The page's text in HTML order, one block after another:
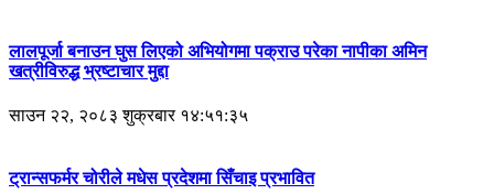
लालपूर्जा बनाउन घुस लिएको अभियोगमा पक्राउ परेका नापीका अमिन
खत्रीविरुद्ध भ्रष्टाचार मुद्दा
साउन २२, २०८३ शुक्रबार १४:५१:३५
ट्रान्सफर्मर चोरीले मधेस प्रदेशमा सिँचाइ प्रभावित